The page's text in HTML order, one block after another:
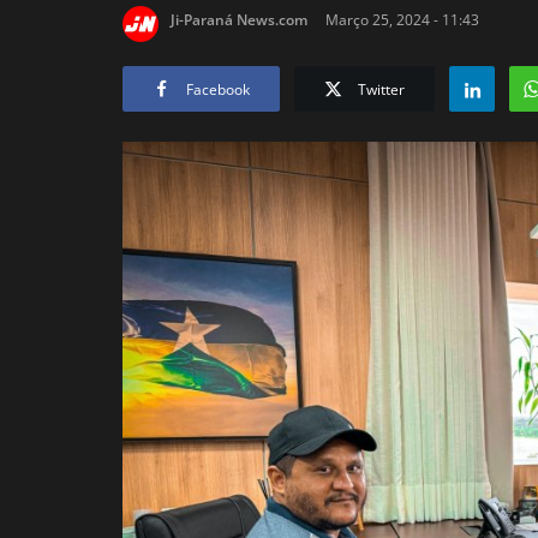
Ji-Paraná News.com Março 25, 2024 - 11:43
Facebook Twitter